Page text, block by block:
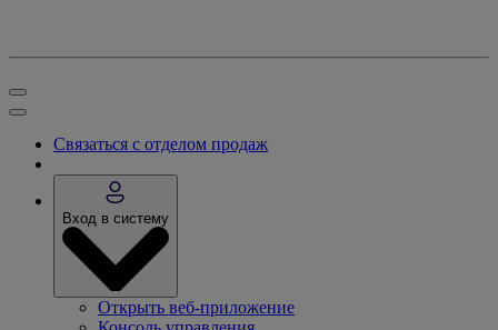
Связаться с отделом продаж
Вход в систему
Открыть веб-приложение